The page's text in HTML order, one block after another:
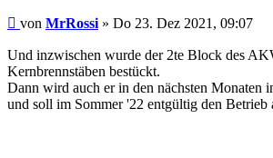
Beitrag
von MrRossi » Do 23. Dez 2021, 09:07
Und inzwischen wurde der 2te Block des
Kernbrennstäben bestückt.
Dann wird auch er in den nächsten Monaten
und soll im Sommer '22 entgültig den Betrieb